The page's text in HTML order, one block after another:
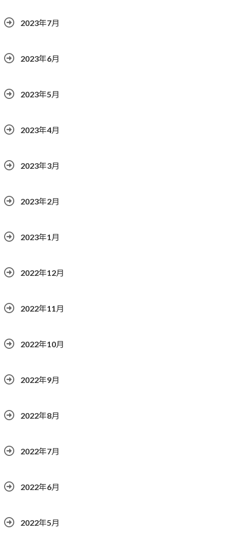
2023年7月
2023年6月
2023年5月
2023年4月
2023年3月
2023年2月
2023年1月
2022年12月
2022年11月
2022年10月
2022年9月
2022年8月
2022年7月
2022年6月
2022年5月